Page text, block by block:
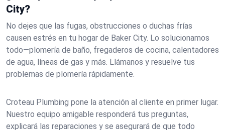
City?
No dejes que las fugas, obstrucciones o duchas frías
causen estrés en tu hogar de Baker City. Lo solucionamos
todo—plomería de baño, fregaderos de cocina, calentadores
de agua, líneas de gas y más. Llámanos y resuelve tus
problemas de plomería rápidamente.
Croteau Plumbing pone la atención al cliente en primer lugar.
Nuestro equipo amigable responderá tus preguntas,
explicará las reparaciones y se asegurará de que todo